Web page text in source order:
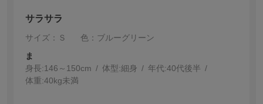
サラサラ
サイズ：Ｓ
色：ブルーグリーン
ま
身長:146～150cm 体型:細身 年代:40代後半
体重:40kg未満